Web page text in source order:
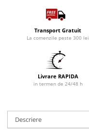
Transport Gratuit
La comenzile peste 300 lei
Livrare RAPIDA
in termen de 24/48 h
Descriere